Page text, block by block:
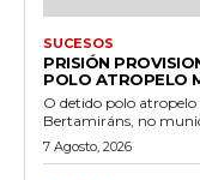
SUCESOS
PRISIÓN
POLO ATROPELO
O detido polo atropelo
Bertamiráns, no
7 Agosto, 2026